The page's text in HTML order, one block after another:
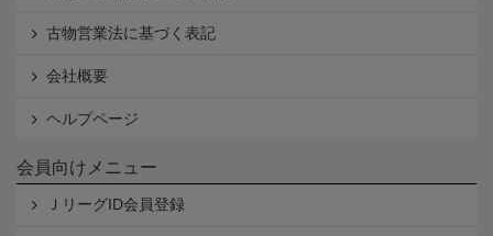
古物営業法に基づく表記
会社概要
ヘルプページ
会員向けメニュー
ＪリーグID会員登録